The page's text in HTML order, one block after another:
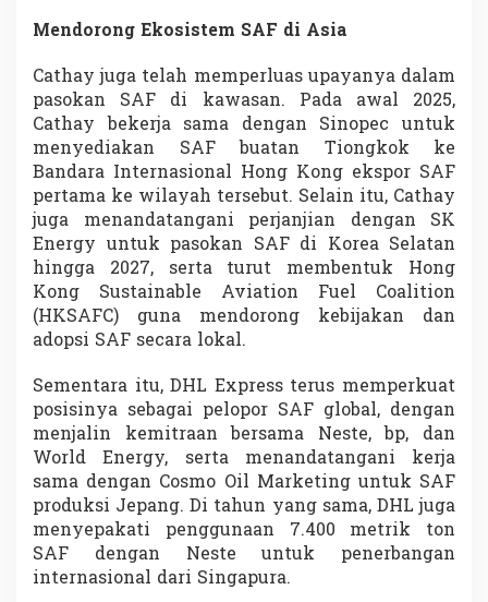
Mendorong Ekosistem SAF di Asia
Cathay juga telah memperluas upayanya dalam
pasokan SAF di kawasan. Pada awal 2025,
Cathay bekerja sama dengan Sinopec untuk
menyediakan SAF buatan Tiongkok ke
Bandara Internasional Hong Kong ekspor SAF
pertama ke wilayah tersebut. Selain itu, Cathay
juga menandatangani perjanjian dengan SK
Energy untuk pasokan SAF di Korea Selatan
hingga 2027, serta turut membentuk Hong
Kong Sustainable Aviation Fuel Coalition
(HKSAFC) guna mendorong kebijakan dan
adopsi SAF secara lokal.
Sementara itu, DHL Express terus memperkuat
posisinya sebagai pelopor SAF global, dengan
menjalin kemitraan bersama Neste, bp, dan
World Energy, serta menandatangani kerja
sama dengan Cosmo Oil Marketing untuk SAF
produksi Jepang. Di tahun yang sama, DHL juga
menyepakati penggunaan 7.400 metrik ton
SAF dengan Neste untuk penerbangan
internasional dari Singapura.